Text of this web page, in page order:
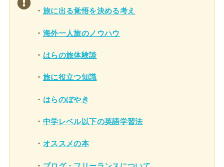
・ 旅に出る覚悟を決める考え
・ 海外一人旅のノウハウ
・ はらの旅体験談
・ 旅に役立つ知識
・ はらのぼやき
・ 中学レベル以下の英語学習法
・ オススメの本